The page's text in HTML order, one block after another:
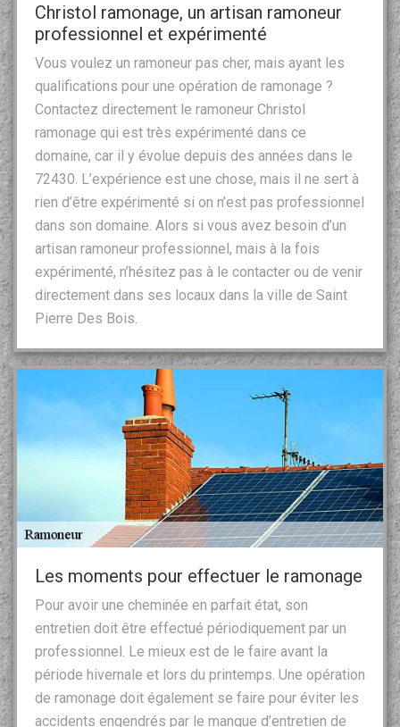
Christol ramonage, un artisan ramoneur
professionnel et expérimenté
Vous voulez un ramoneur pas cher, mais ayant les
qualifications pour une opération de ramonage ?
Contactez directement le ramoneur Christol
ramonage qui est très expérimenté dans ce
domaine, car il y évolue depuis des années dans le
72430. L’expérience est une chose, mais il ne sert à
rien d’être expérimenté si on n’est pas professionnel
dans son domaine. Alors si vous avez besoin d’un
artisan ramoneur professionnel, mais à la fois
expérimenté, n’hésitez pas à le contacter ou de venir
directement dans ses locaux dans la ville de Saint
Pierre Des Bois.
Les moments pour effectuer le ramonage
Pour avoir une cheminée en parfait état, son
entretien doit être effectué périodiquement par un
professionnel. Le mieux est de le faire avant la
période hivernale et lors du printemps. Une opération
de ramonage doit également se faire pour éviter les
accidents engendrés par le manque d’entretien de